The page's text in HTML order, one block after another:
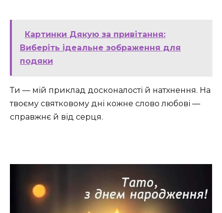
Картинки Дякую за привітання:
Виберіть ідеальне зображення для
подяки
Ти — мій приклад досконалості й натхнення. На
твоєму святковому дні кожне слово любові —
справжнє й від серця.